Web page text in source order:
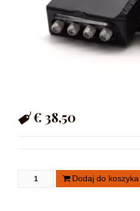
€ 38,50
Dodaj do koszyka